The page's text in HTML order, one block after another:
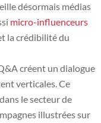
désormais médias
micro-influenceurs
la crédibilité du
créent un dialogue
verticales. Ce
le secteur de
illustrées sur